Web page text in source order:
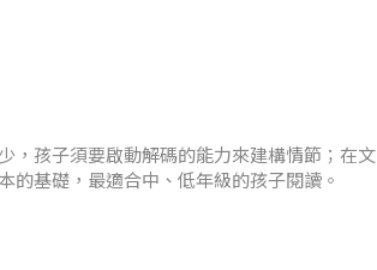
，孩子須要啟動解碼的能力來建構情節；在文
的基礎，最適合中、低年級的孩子閱讀。